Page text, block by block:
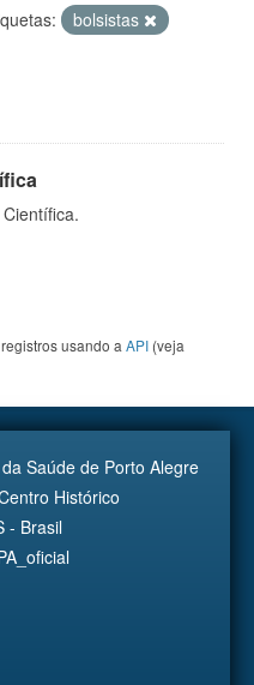
bolsistas
usando a API (veja
Saúde de Porto Alegre
Histórico
- Brasil